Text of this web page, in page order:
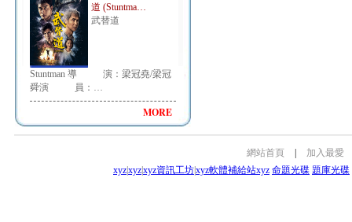
道 (Stuntma…
武替道
Stuntman 導 演：梁冠堯/梁冠
舜演 員：…
MORE
網站首頁
加入最愛
xyzxyzxyz資訊工坊xyz軟體補給站xyz 命題光碟 題庫光碟